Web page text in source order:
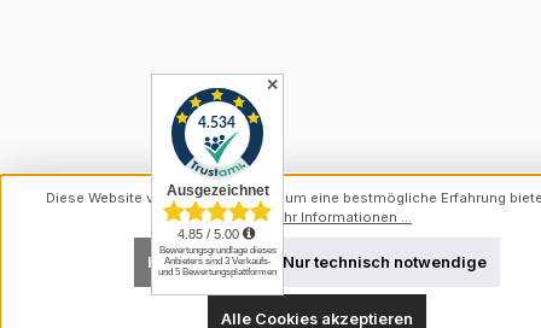
✕
Diese Website verwendet Cookies, um eine bestmögliche Erfahrung
können.Mehr Informationen ...
Nur technisch notwendige
Konfigurieren
Alle Cookies akzeptieren